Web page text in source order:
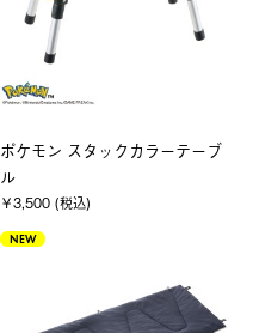
ポケモン スタックカラーテーブ
ル
￥3,500 (税込)
NEW